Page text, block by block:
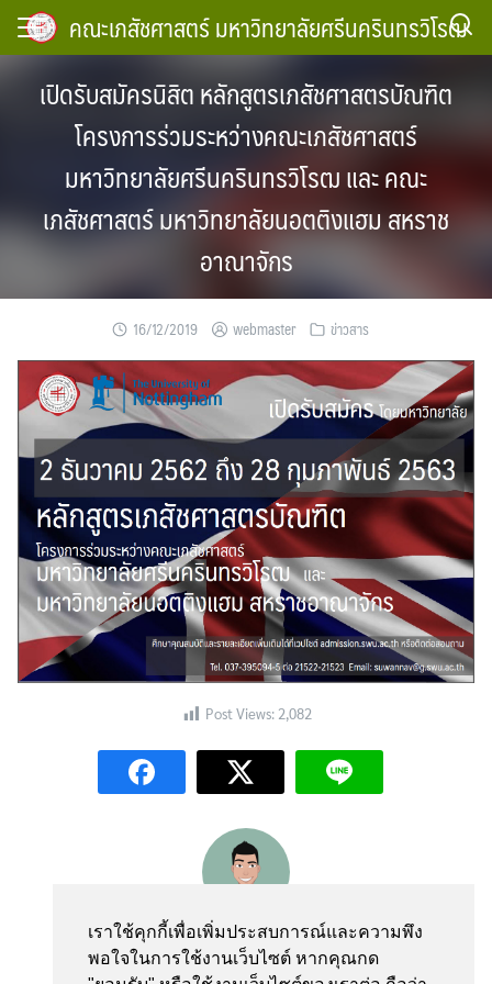
เราใช้คุกกี้เพื่อเพิ่มประสบการณ์และความพึง
พอใจในการใช้งานเว็บไซต์ หากคุณกด
Skip
คณะเภสัชศาสตร์ มหาวิทยาลัยศรีนครินทรวิโรฒ
Search
เปิดรับสมัครนิสิต หลักสูตรเภสัชศาสตรบัณฑิต
โครงการร่วมระหว่างคณะเภสัชศาสตร์
มหาวิทยาลัยศรีนครินทรวิโรฒ และ คณะ
เภสัชศาสตร์ มหาวิทยาลัยนอตติงแฮม สหราช
อาณาจักร
16/12/2019 webmaster ข่าวสาร
Post Views: 2,082
webmaster